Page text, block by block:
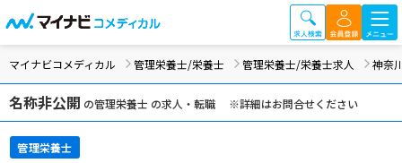
マイナビコメディカル 管理栄養士/栄養士 管理栄養士/栄養士求人 神奈
名称非公開 の管理栄養士 の求人・転職 ※詳細はお問合せください
管理栄養士